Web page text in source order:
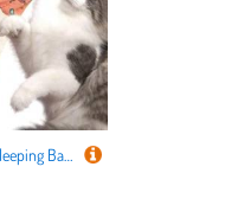
Ungtyb Adorable Design Cat Sleeping Bag, Plush Cat Warm Bed, Semi Enclosed Cat Bed, Decorative Cat Bed 35x30x6cm for Winter, Cold Weather, Home, Living Room, Bedroom, Pink, Blue Color